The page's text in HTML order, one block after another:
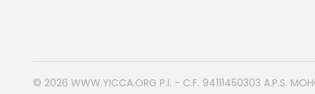
© 2026 WWW.YICCA.ORG P.I. - C.F. 94111450303 A.P.S.